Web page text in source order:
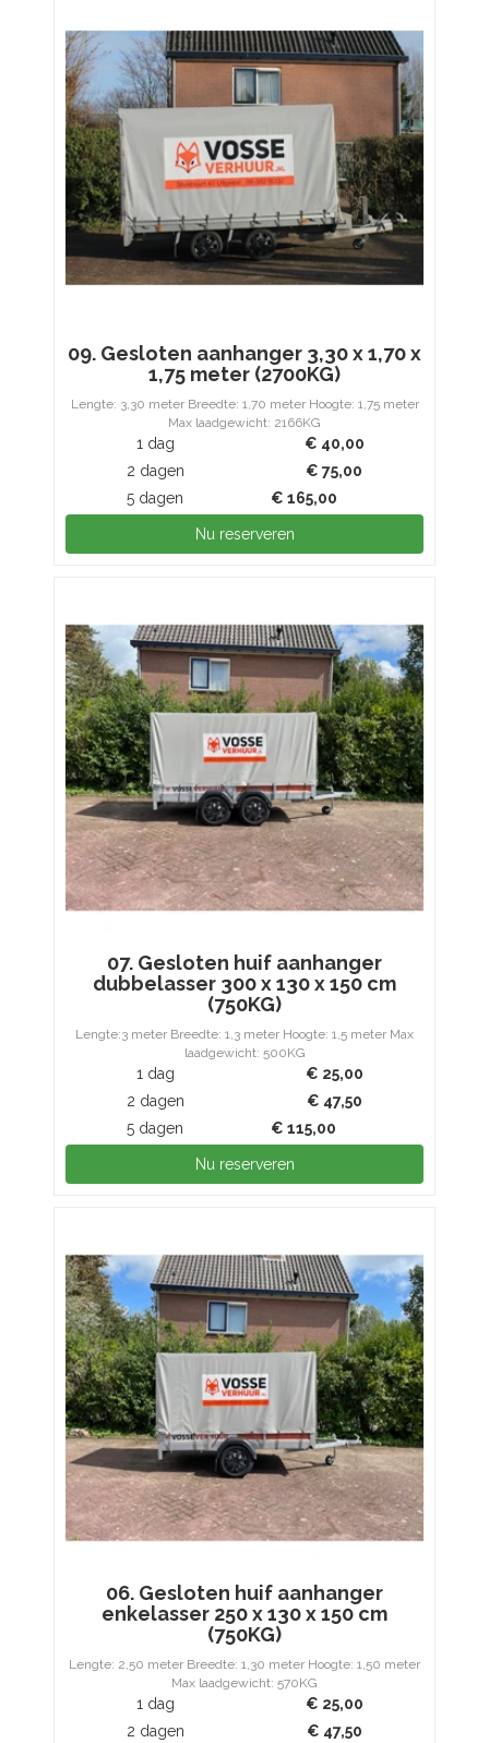
09. Gesloten aanhanger 3,30 x 1,70 x
1,75 meter (2700KG)
Lengte: 3,30 meter Breedte: 1,70 meter Hoogte: 1,75 meter
Max laadgewicht: 2166KG
1 dag € 40,00
2 dagen
€ 75,00
5 dagen
€ 165,00
Nu reserveren
07. Gesloten huif aanhanger
dubbelasser 300 x 130 x 150 cm
(750KG)
Lengte:3 meter Breedte: 1,3 meter Hoogte: 1,5 meter Max
laadgewicht: 500KG
1 dag € 25,00
2 dagen
€ 47,50
5 dagen
€ 115,00
Nu reserveren
06. Gesloten huif aanhanger
enkelasser 250 x 130 x 150 cm
(750KG)
Lengte: 2,50 meter Breedte: 1,30 meter Hoogte: 1,50 meter
Max laadgewicht: 570KG
1 dag € 25,00
2 dagen
€ 47,50